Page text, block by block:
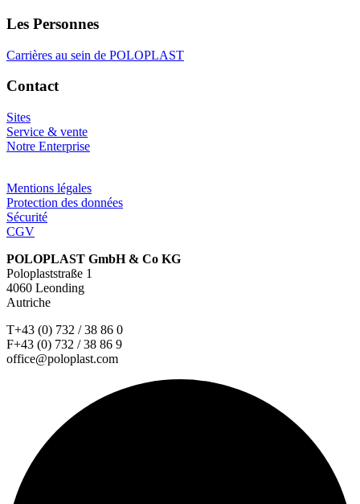
Les Personnes
Carrières au sein de POLOPLAST
Contact
Sites
Service & vente
Notre Enterprise
Mentions légales
Protection des données
Sécurité
CGV
POLOPLAST GmbH & Co KG
Poloplaststraße 1
4060 Leonding
Autriche
T+43 (0) 732 / 38 86 0
F+43 (0) 732 / 38 86 9
office@poloplast.com